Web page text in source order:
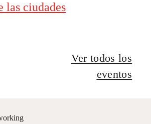
las ciudades
Ver todos los
eventos